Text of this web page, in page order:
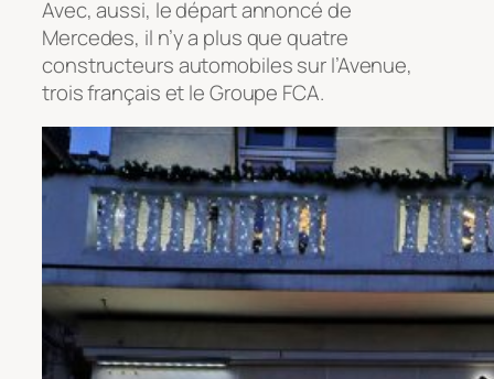
Avec, aussi, le départ annoncé de
Mercedes, il n’y a plus que quatre
constructeurs automobiles sur l’Avenue,
trois français et le Groupe FCA.